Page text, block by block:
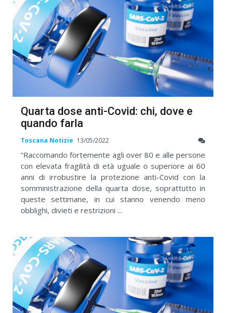
Quarta dose anti-Covid: chi, dove e
quando farla
Toscana Notizie 13/05/2022
“Raccomando fortemente agli over 80 e alle persone
con elevata fragilità di età uguale o superiore ai 60
anni di irrobustire la protezione anti-Covid con la
somministrazione della quarta dose, soprattutto in
queste settimane, in cui stanno venendo meno
obblighi, divieti e restrizioni ...